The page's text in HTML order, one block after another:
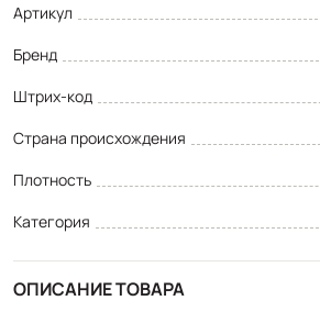
Артикул
Бренд
Штрих-код
Страна происхождения
Плотность
Категория
ОПИСАНИЕ ТОВАРА